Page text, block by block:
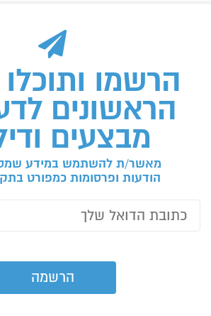
הרשמו
הראשונים
מבצעים
מאשר/ת להשתמש במידע
הודעות ופרסומות כמפורט